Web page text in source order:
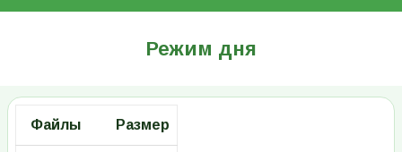
Режим дня
Файлы Размер